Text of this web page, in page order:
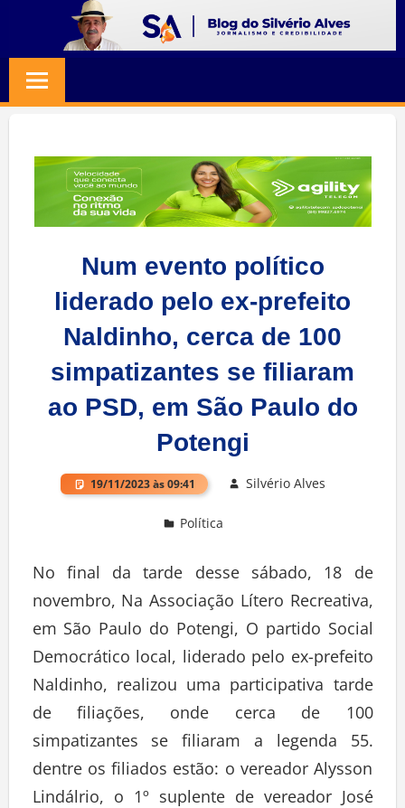
content
SILVERIO
ALVES
Jornalismo
Credibilidade
Num evento político
liderado pelo ex-prefeito
Naldinho, cerca de 100
simpatizantes se filiaram
ao PSD, em São Paulo do
Potengi
19/11/2023 às 09:41 Silvério Alves
Política
No final da tarde desse sábado, 18 de
novembro, Na Associação Lítero Recreativa,
em São Paulo do Potengi, O partido Social
Democrático local, liderado pelo ex-prefeito
Naldinho, realizou uma participativa tarde
de filiações, onde cerca de 100
simpatizantes se filiaram a legenda 55.
dentre os filiados estão: o vereador Alysson
Lindálrio, o 1º suplente de vereador José